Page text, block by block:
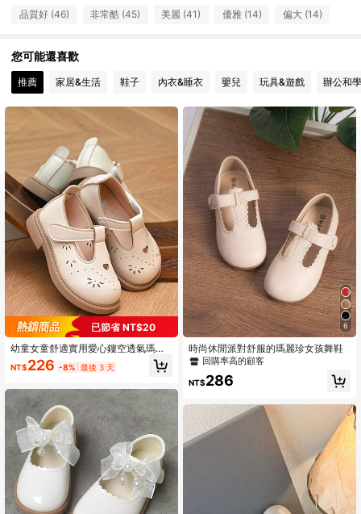
4.86 59 追蹤者
4.86 59 追蹤者
4.86 59 追蹤者
4.86 59 追蹤者
4.86 59 追蹤者
4.86 59 追蹤者
4.86 59 追蹤者
品質好 (46) 非常酷 (45) 美麗 (41) 優雅 (14) 偏大 (14)
您可能還喜歡
推薦 家居&生活 鞋子 內衣&睡衣 嬰兒 玩具&遊戲 辦公和
已節省 NT$20
幼童女童舒適實用愛心鏤空透氣瑪麗
珍鞋，T型綁帶設計，柔軟防滑鞋底，
防撞鞋頭，適合學校、戶外玩耍、休
易穿脫休閒鞋，兒童公主鞋
NT$226 -8% 最後 3 天
6
時尚休閒派對舒服的瑪麗珍女孩舞鞋
回購率高的顧客
NT$286